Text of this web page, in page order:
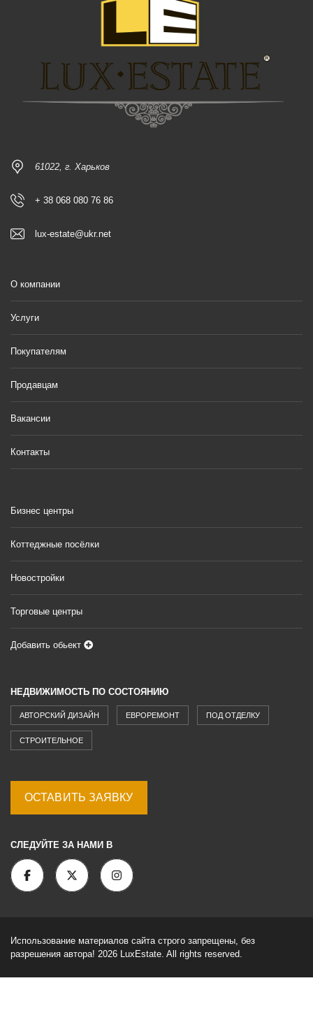
61022, г. Харьков
+ 38 068 080 76 86
lux-estate@ukr.net
О компании
Услуги
Покупателям
Продавцам
Вакансии
Контакты
Бизнес центры
Коттеджные посёлки
Новостройки
Торговые центры
Добавить обьект
НЕДВИЖИМОСТЬ ПО СОСТОЯНИЮ
АВТОРСКИЙ ДИЗАЙН ЕВРОРЕМОНТ ПОД ОТДЕЛКУ
СТРОИТЕЛЬНОЕ
ОСТАВИТЬ ЗАЯВКУ
СЛЕДУЙТЕ ЗА НАМИ В
Использование материалов сайта строго запрещены, без
разрешения автора! 2026 LuxEstate. All rights reserved.